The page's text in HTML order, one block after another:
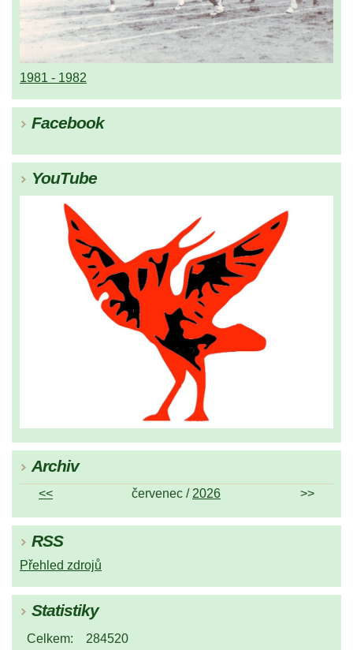
1981 - 1982
Facebook
YouTube
Archiv
<< červenec / 2026 >>
RSS
Přehled zdrojů
Statistiky
Celkem: 284520